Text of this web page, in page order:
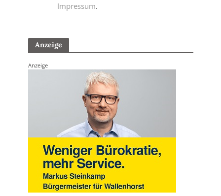
Impressum.
Anzeige
Anzeige